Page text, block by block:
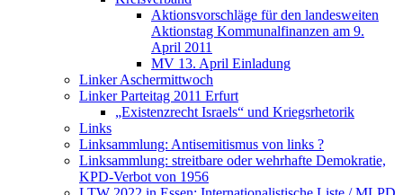
Aktionsvorschläge für den landesweiten
Aktionstag Kommunalfinanzen am 9.
April 2011
MV 13. April Einladung
Linker Aschermittwoch
Linker Parteitag 2011 Erfurt
„Existenzrecht Israels“ und Kriegsrhetorik
Links
Linksammlung: Antisemitismus von links ?
Linksammlung: streitbare oder wehrhafte Demokratie,
KPD-Verbot von 1956